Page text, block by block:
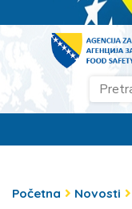
Početna Novosti